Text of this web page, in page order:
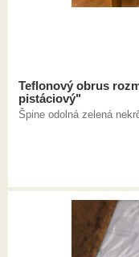
Teflonový obrus
pistáciový"
Špine odolná zelená